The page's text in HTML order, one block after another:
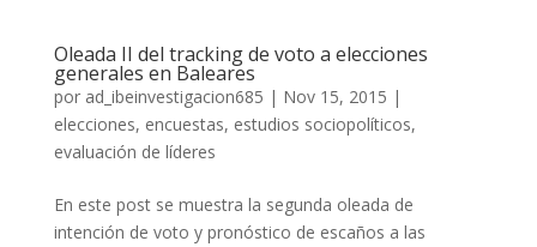
Oleada II del tracking de voto a elecciones
generales en Baleares
por ad_ibeinvestigacion685 | Nov 15, 2015 |
elecciones, encuestas, estudios sociopolíticos,
evaluación de líderes
En este post se muestra la segunda oleada de
intención de voto y pronóstico de escaños a las